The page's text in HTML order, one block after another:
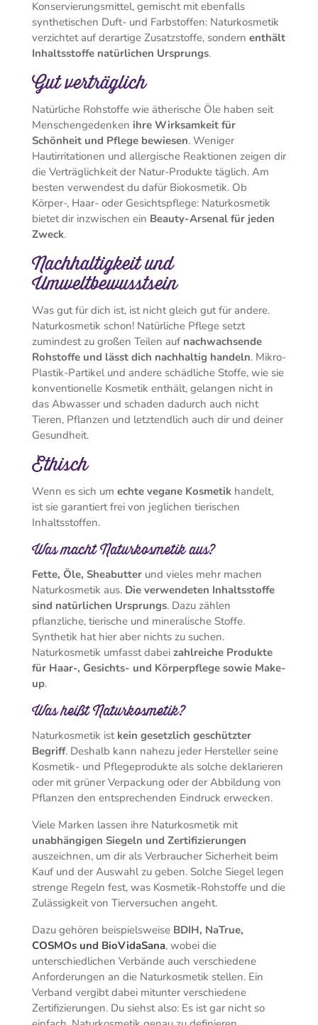
Konservierungsmittel, gemischt mit ebenfalls
synthetischen Duft- und Farbstoffen: Naturkosmetik
verzichtet auf derartige Zusatzstoffe, sondern enthält
Inhaltsstoffe natürlichen Ursprungs.
Gut verträglich
Natürliche Rohstoffe wie ätherische Öle haben seit
Menschengedenken ihre Wirksamkeit für
Schönheit und Pflege bewiesen. Weniger
Hautirritationen und allergische Reaktionen zeigen dir
die Verträglichkeit der Natur-Produkte täglich. Am
besten verwendest du dafür Biokosmetik. Ob
Körper-, Haar- oder Gesichtspflege: Naturkosmetik
bietet dir inzwischen ein Beauty-Arsenal für jeden
Zweck.
Nachhaltigkeit und
Umweltbewusstsein
Was gut für dich ist, ist nicht gleich gut für andere.
Naturkosmetik schon! Natürliche Pflege setzt
zumindest zu großen Teilen auf nachwachsende
Rohstoffe und lässt dich nachhaltig handeln. Mikro-
Plastik-Partikel und andere schädliche Stoffe, wie sie
konventionelle Kosmetik enthält, gelangen nicht in
das Abwasser und schaden dadurch auch nicht
Tieren, Pflanzen und letztendlich auch dir und deiner
Gesundheit.
Ethisch
Wenn es sich um echte vegane Kosmetik handelt,
ist sie garantiert frei von jeglichen tierischen
Inhaltsstoffen.
Was macht Naturkosmetik aus?
Fette, Öle, Sheabutter und vieles mehr machen
Naturkosmetik aus. Die verwendeten Inhaltsstoffe
sind natürlichen Ursprungs. Dazu zählen
pflanzliche, tierische und mineralische Stoffe.
Synthetik hat hier aber nichts zu suchen.
Naturkosmetik umfasst dabei zahlreiche Produkte
für Haar-, Gesichts- und Körperpflege sowie Make-
up.
Was heißt Naturkosmetik?
Naturkosmetik ist kein gesetzlich geschützter
Begriff. Deshalb kann nahezu jeder Hersteller seine
Kosmetik- und Pflegeprodukte als solche deklarieren
oder mit grüner Verpackung oder der Abbildung von
Pflanzen den entsprechenden Eindruck erwecken.
Viele Marken lassen ihre Naturkosmetik mit
unabhängigen Siegeln und Zertifizierungen
auszeichnen, um dir als Verbraucher Sicherheit beim
Kauf und der Auswahl zu geben. Solche Siegel legen
strenge Regeln fest, was Kosmetik-Rohstoffe und die
Zulässigkeit von Tierversuchen angeht.
Dazu gehören beispielsweise BDIH, NaTrue,
COSMOs und BioVidaSana, wobei die
unterschiedlichen Verbände auch verschiedene
Anforderungen an die Naturkosmetik stellen. Ein
Verband vergibt dabei mitunter verschiedene
Zertifizierungen. Du siehst also: Es ist gar nicht so